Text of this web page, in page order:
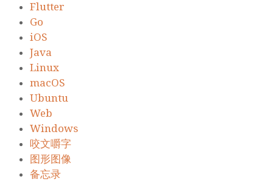
Flutter
Go
iOS
Java
Linux
macOS
Ubuntu
Web
Windows
咬文嚼字
图形图像
备忘录